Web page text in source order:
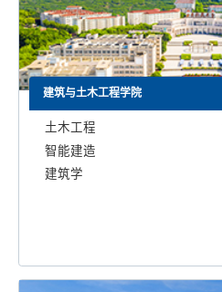
建筑与土木工程学院
土木工程
智能建造
建筑学